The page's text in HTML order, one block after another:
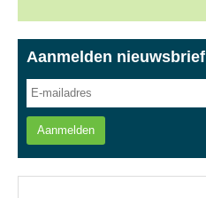
Aanmelden nieuwsbrief
Aanmelden